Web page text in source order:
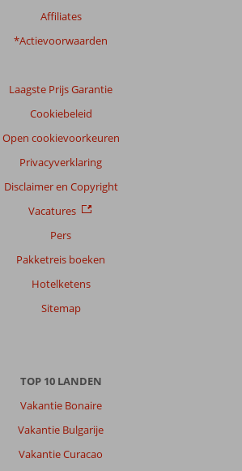
Affiliates
*Actievoorwaarden
Laagste Prijs Garantie
Cookiebeleid
Open cookievoorkeuren
Privacyverklaring
Disclaimer en Copyright
Vacatures
Pers
Pakketreis boeken
Hotelketens
Sitemap
TOP 10 LANDEN
Vakantie Bonaire
Vakantie Bulgarije
Vakantie Curacao